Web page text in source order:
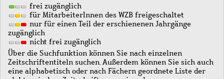
frei zugänglich
für MitarbeiterInnen des WZB freigeschaltet
nur für einen Teil der erschienenen Jahrgänge
zugänglich
nicht frei zugänglich
Über die Suchfunktion können Sie nach einzelnen
Zeitschriftentiteln suchen. Außerdem können Sie sich auch
eine alphabetisch oder nach Fächern geordnete Liste der